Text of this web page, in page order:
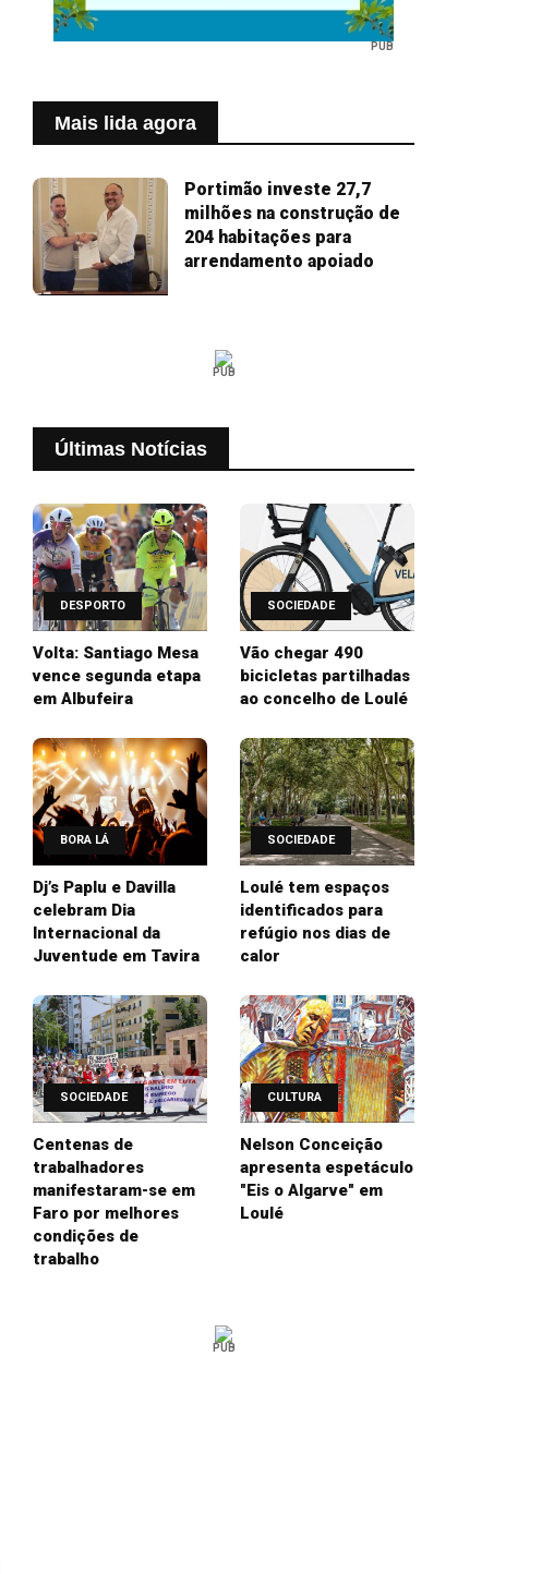
PUB
Mais lida agora
Portimão investe 27,7
milhões na construção de
204 habitações para
arrendamento apoiado
PUB
Últimas Notícias
DESPORTO
Volta: Santiago Mesa
vence segunda etapa
em Albufeira
SOCIEDADE
Vão chegar 490
bicicletas partilhadas
ao concelho de Loulé
BORA LÁ
Dj’s Paplu e Davilla
celebram Dia
Internacional da
Juventude em Tavira
SOCIEDADE
Loulé tem espaços
identificados para
refúgio nos dias de
calor
SOCIEDADE
Centenas de
trabalhadores
manifestaram-se em
Faro por melhores
condições de
trabalho
CULTURA
Nelson Conceição
apresenta espetáculo
"Eis o Algarve" em
Loulé
PUB